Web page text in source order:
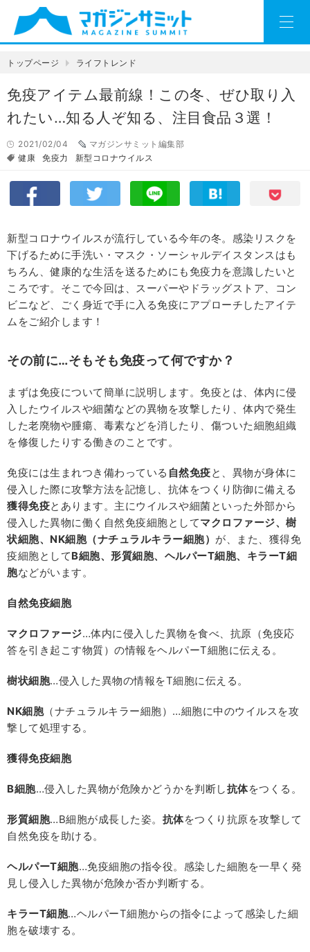
トップページ ライフトレンド
免疫アイテム最前線！この冬、ぜひ取り入
れたい…知る人ぞ知る、注目食品３選！
2021/02/04
マガジンサミット編集部
健康
免疫力 新型コロナウイルス
新型コロナウイルスが流行している今年の冬。感染リスクを
下げるために手洗い・マスク・ソーシャルデイスタンスはも
ちろん、健康的な生活を送るためにも免疫力を意識したいと
ころです。そこで今回は、スーパーやドラッグストア、コン
ビニなど、ごく身近で手に入る免疫にアプローチしたアイテ
ムをご紹介します！
その前に…そもそも免疫って何ですか？
まずは免疫について簡単に説明します。免疫とは、体内に侵
入したウイルスや細菌などの異物を攻撃したり、体内で発生
した老廃物や腫瘍、毒素などを消したり、傷ついた細胞組織
を修復したりする働きのことです。
免疫には生まれつき備わっている 自然免疫と、異物が身体に
侵入した際に攻撃方法を記憶し、抗体をつくり防御に備える
獲得免疫とあります。主にウイルスや細菌といった外部から
侵入した異物に働く自然免疫細胞としてマクロファージ、樹
状細胞、 NK細胞（ナチュラルキラー細胞） が、また、獲得免
疫細胞としてB細胞、形質細胞、ヘルパーT細胞、キラーT細
胞などがいます。
自然免疫細胞
マクロファージ…体内に侵入した異物を食べ、抗原（免疫応
答を引き起こす物質）の情報をヘルパーT細胞に伝える。
樹状細胞…侵入した異物の情報をT細胞に伝える。
NK細胞（ナチュラルキラー細胞）…細胞に中のウイルスを攻
撃して処理する。
獲得免疫細胞
B細胞…侵入した異物が危険かどうかを判断し抗体をつくる。
形質細胞…B細胞が成長した姿。 抗体をつくり抗原を攻撃して
自然免疫を助ける。
ヘルパーT細胞…免疫細胞の指令役。感染した細胞を一早く発
見し侵入した異物が危険か否か判断する。
キラーT細胞…ヘルパーT細胞からの指令によって感染した細
胞を破壊する。